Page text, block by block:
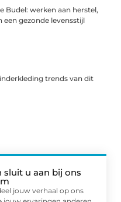
Budel: werken aan herstel,
een gezonde levensstijl
trends van dit
sluit u aan bij ons
jouw verhaal op ons